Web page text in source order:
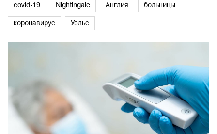
covid-19 Nightingale Англия
больницы
коронавирус
Уэльс